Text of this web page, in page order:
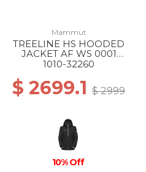
Mammut
TREELINE HS HOODED
JACKET AF WS 0001
BLACK
1010-32260
$ 2699.1 $ 2999
10% Off